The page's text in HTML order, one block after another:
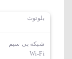
بلوتوث
شبکه بی سیم
Wi-Fi